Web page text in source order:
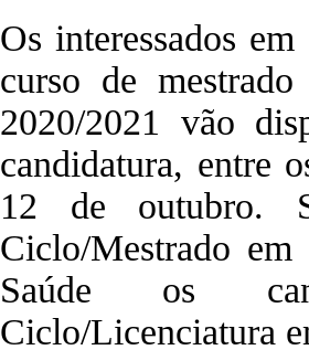
Os interessados
curso de
2020/2021 vão
candidatura, entre
12 de outubro.
Ciclo/Mestrado
Saúde os
Ciclo/Licenciatura